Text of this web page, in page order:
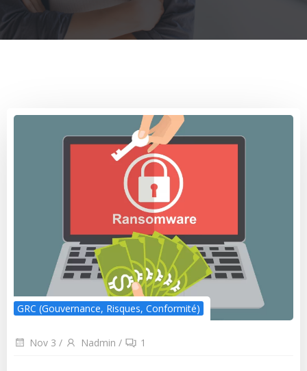
GRC (Gouvernance, Risques, Conformité)
Nov 3 / Nadmin / 1